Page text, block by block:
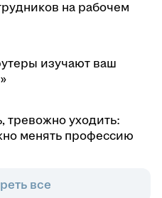
на рабочем
изучают ваш
тревожно уходить:
менять профессию
все